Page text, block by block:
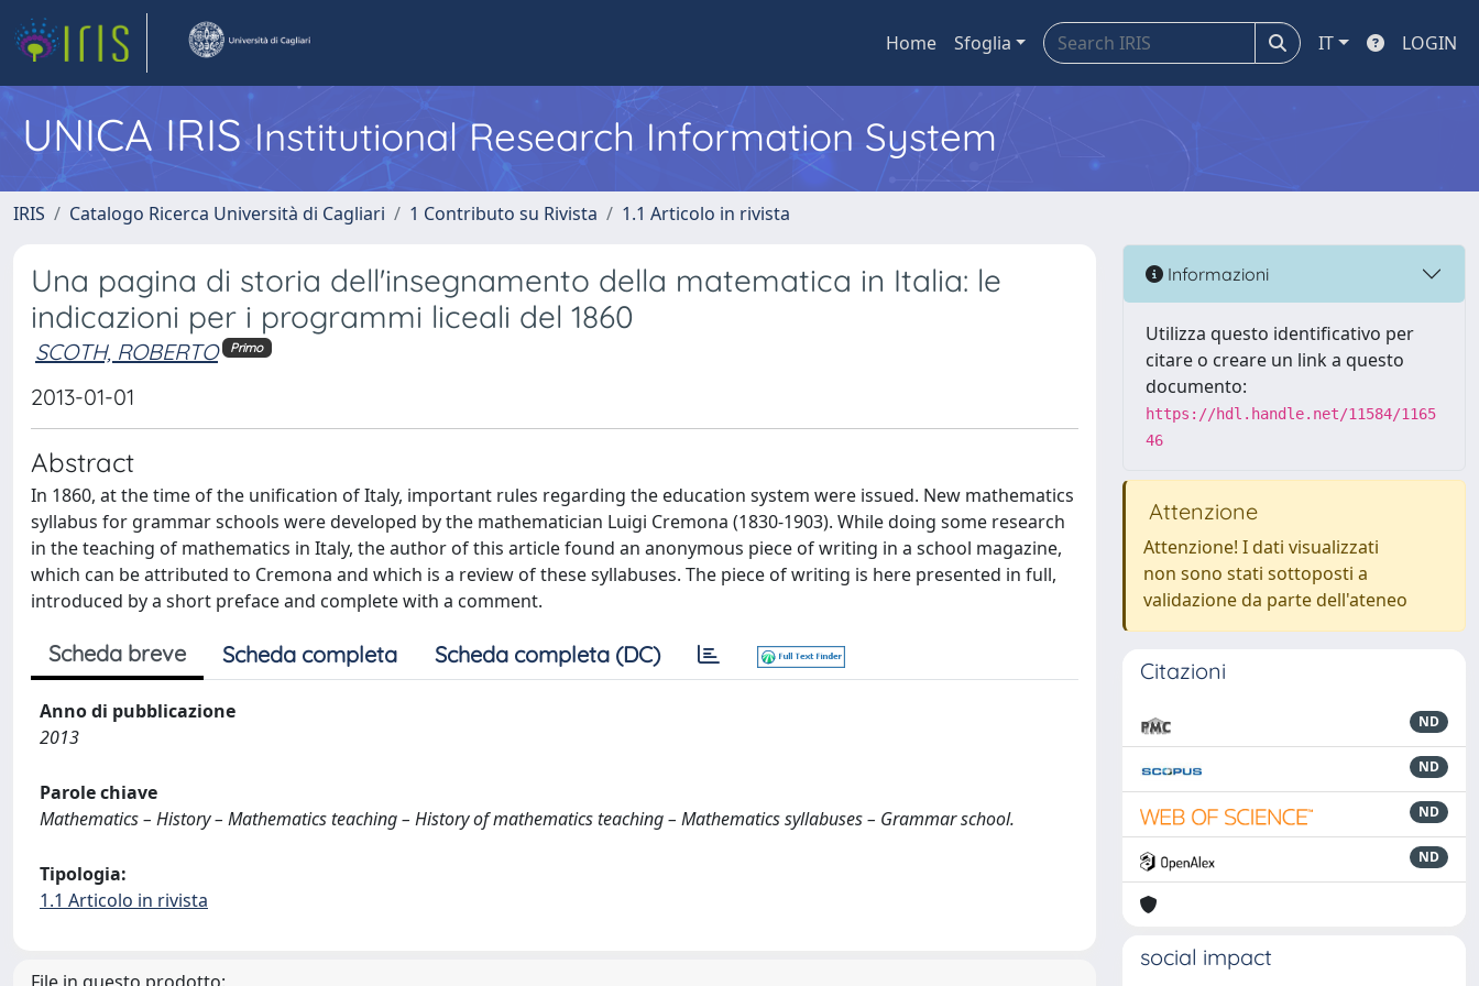
Home Sfoglia IT LOGIN
UNICA IRISInstitutional Research Information System
IRIS Catalogo Ricerca Università di Cagliari 1 Contributo su Rivista 1.1 Articolo in rivista
Una pagina di storia dell'insegnamento della matematica in Italia: le
indicazioni per i programmi liceali del 1860
SCOTH, ROBERTO Primo
2013-01-01
Abstract
In 1860, at the time of the unification of Italy, important rules regarding the education system were issued. New mathematics
syllabus for grammar schools were developed by the mathematician Luigi Cremona (1830-1903). While doing some research
in the teaching of mathematics in Italy, the author of this article found an anonymous piece of writing in a school magazine,
which can be attributed to Cremona and which is a review of these syllabuses. The piece of writing is here presented in full,
introduced by a short preface and complete with a comment.
Scheda breve Scheda completa Scheda completa (DC)
Anno di pubblicazione
2013
Parole chiave
Mathematics – History – Mathematics teaching – History of mathematics teaching – Mathematics syllabuses – Grammar school.
Tipologia:
1.1 Articolo in rivista
Informazioni
Utilizza questo identificativo per
citare o creare un link a questo
documento:
https://hdl.handle.net/11584/1165
46
Attenzione
Attenzione! I dati visualizzati
non sono stati sottoposti a
validazione da parte dell'ateneo
Citazioni
ND
ND
ND
ND
social impact